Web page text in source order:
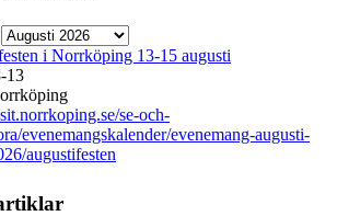
i Norrköping 13-15 augusti
13
se-och-
evenemangskalender/evenemang-augusti-
augustifesten